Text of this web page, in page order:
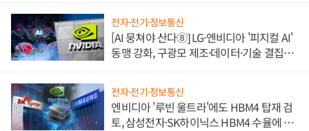
전자·전기·정보통신
[AI 뭉쳐야 산다⑧] LG·엔비디아 '피지컬 AI'
동맹 강화, 구광모 제조·데이터·기술 결집
전자·전기·정보통신
엔비디아 '루빈 울트라'에도 HBM4 탑재 검
토, 삼성전자·SK하이닉스 HBM4 수율에 주